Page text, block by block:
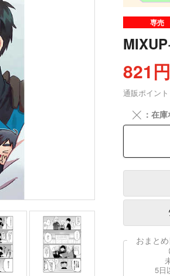
専売
821
通販ポイント
╳ ：在
おまと
5日